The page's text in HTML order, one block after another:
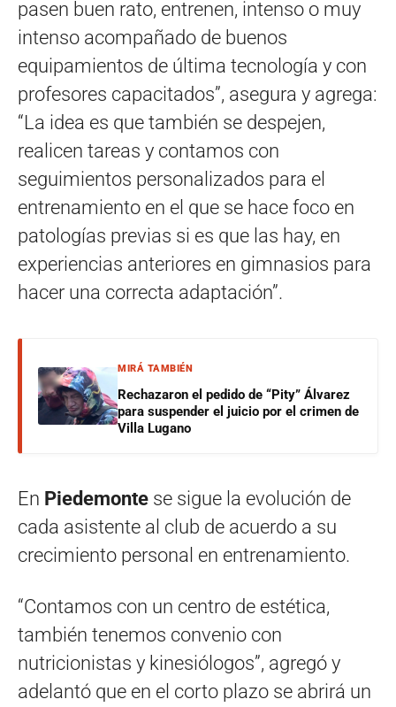
pasen buen rato, entrenen, intenso o muy
intenso acompañado de buenos
equipamientos de última tecnología y con
profesores capacitados”, asegura y agrega:
“La idea es que también se despejen,
realicen tareas y contamos con
seguimientos personalizados para el
entrenamiento en el que se hace foco en
patologías previas si es que las hay, en
experiencias anteriores en gimnasios para
hacer una correcta adaptación”.
MIRÁ TAMBIÉN
Rechazaron el pedido de “Pity” Álvarez
para suspender el juicio por el crimen de
Villa Lugano
En Piedemonte se sigue la evolución de
cada asistente al club de acuerdo a su
crecimiento personal en entrenamiento.
“Contamos con un centro de estética,
también tenemos convenio con
nutricionistas y kinesiólogos”, agregó y
adelantó que en el corto plazo se abrirá un